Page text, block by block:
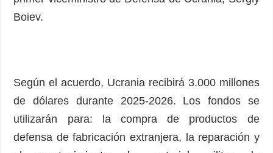
Boiev.
Según el acuerdo, Ucrania recibirá 3.000 millones
de dólares durante 2025-2026. Los fondos se
utilizarán para: la compra de productos de
defensa de fabricación extranjera, la reparación y